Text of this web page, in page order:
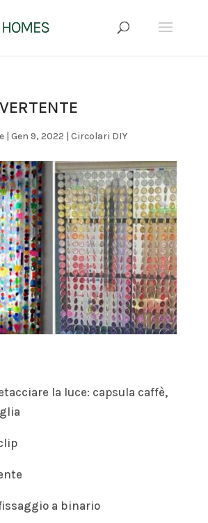
| Gen 9, 2022 | Circolari DIY
la luce: capsula caffè,
a binario